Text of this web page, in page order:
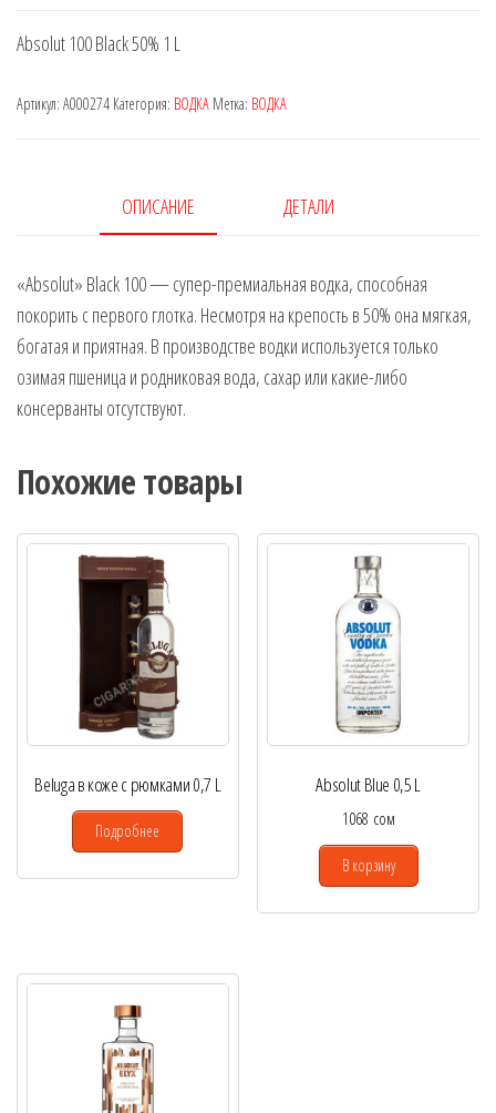
Absolut 100 Black 50% 1 L
Артикул: A000274 Категория: ВОДКА Метка: ВОДКА
ОПИСАНИЕ ДЕТАЛИ
«Absolut» Black 100 — супер-премиальная водка, способная
покорить с первого глотка. Несмотря на крепость в 50% она мягкая,
богатая и приятная. В производстве водки используется только
озимая пшеница и родниковая вода, сахар или какие-либо
консерванты отсутствуют.
Похожие товары
Beluga в коже с рюмками 0,7 L
Подробнее
Absolut Blue 0,5 L
1068 сом
В корзину